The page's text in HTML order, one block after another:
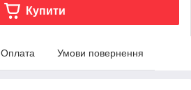
Купити
Оплата Умови повернення